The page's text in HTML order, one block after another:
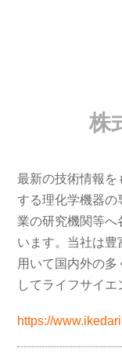
株
最新の技術情報を
する理化学機器の
業の研究機関等へ
います。当社は豊
用いて国内外の多
してライフサイエ
https://